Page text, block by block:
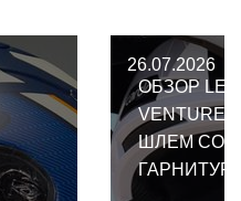
26.07.2026
ОБЗОР
VENTURE
ШЛЕМ СО